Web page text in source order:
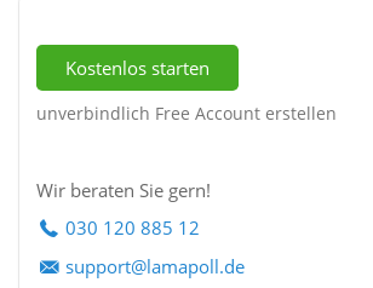
Kostenlos starten
unverbindlich Free Account erstellen
Wir beraten Sie gern!
030 120 885 12
support@lamapoll.de